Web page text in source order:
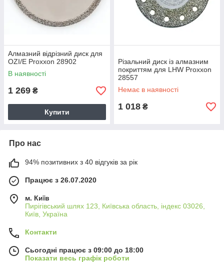
Алмазний відрізний диск для
OZI/E Proxxon 28902
В наявності
1 269 ₴
Купити
Різальний диск із алмазним
покриттям для LHW Proxxon
28557
Немає в наявності
1 018 ₴
Про нас
94% позитивних з 40 відгуків за рік
Працює з 26.07.2020
м. Київ
Пирігівський шлях 123, Київська область, індекс 03026,
Київ, Україна
Контакти
Сьогодні працює з 09:00 до 18:00
Показати весь графік роботи